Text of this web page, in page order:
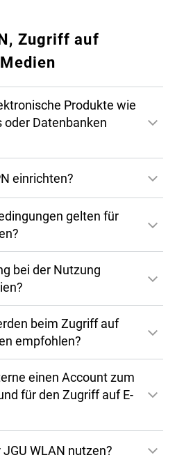
Zugriff auf
Produkte wie
oder Datenbanken
VPN
VPN
einrichten?
gelten für
bei der Nutzung
beim Zugriff auf
empfohlen?
einen Account zum
für den Zugriff auf E-
WLAN nutzen?